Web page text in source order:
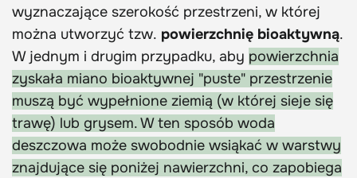
wyznaczające szerokość przestrzeni, w której
można utworzyć tzw. powierzchnię bioaktywną.
W jednym i drugim przypadku, aby powierzchnia
zyskała miano bioaktywnej "puste" przestrzenie
muszą być wypełnione ziemią (w której sieje się
trawę) lub grysem. W ten sposób woda
deszczowa może swobodnie wsiąkać w warstwy
znajdujące się poniżej nawierzchni, co zapobiega